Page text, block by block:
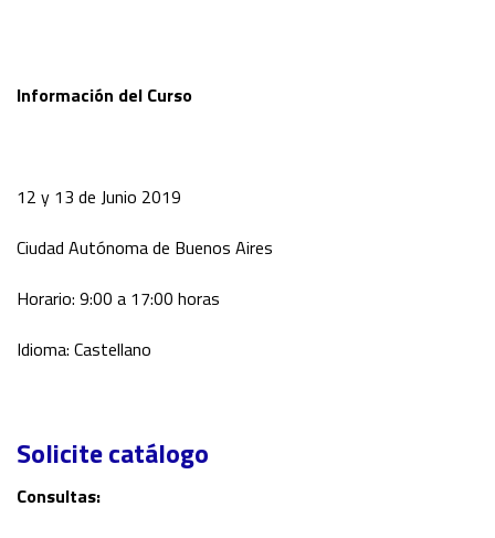
Información del Curso
12 y 13 de Junio 2019
Ciudad Autónoma de Buenos Aires
Horario: 9:00 a 17:00 horas
Idioma: Castellano
Solicite catálogo
Consultas: